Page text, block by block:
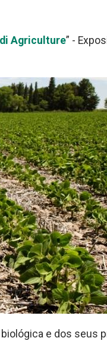
Agriculture” -
e dos seus